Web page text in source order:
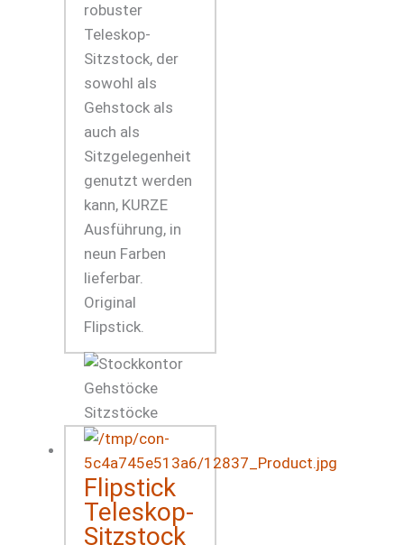
robuster
Teleskop-
Sitzstock, der
sowohl als
Gehstock als
auch als
Sitzgelegenheit
genutzt werden
kann, KURZE
Ausführung, in
neun Farben
lieferbar.
Original
Flipstick.
Flipstick
Teleskop-
Sitzstock